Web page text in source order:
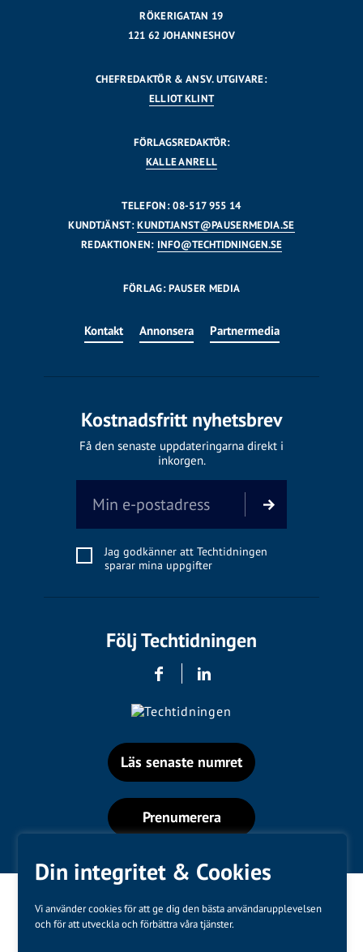
Din integritet & Cookies
Vi använder cookies för att ge dig den bästa användarupplevelsen
och för att utveckla och förbättra våra tjänster.
RÖKERIGATAN 19
121 62 JOHANNESHOV
CHEFREDAKTÖR & ANSV. UTGIVARE:
ELLIOT KLINT
FÖRLAGSREDAKTÖR:
KALLE ANRELL
TELEFON: 08-517 955 14
KUNDTJÄNST:KUNDTJANST@PAUSERMEDIA.SE
REDAKTIONEN: INFO@TECHTIDNINGEN.SE
FÖRLAG: PAUSER MEDIA
Kontakt Annonsera Partnermedia
Kostnadsfritt nyhetsbrev
Få den senaste uppdateringarna direkt i
inkorgen.
Jag godkänner att Techtidningen
sparar mina uppgifter
Följ Techtidningen
Läs senaste numret
Prenumerera